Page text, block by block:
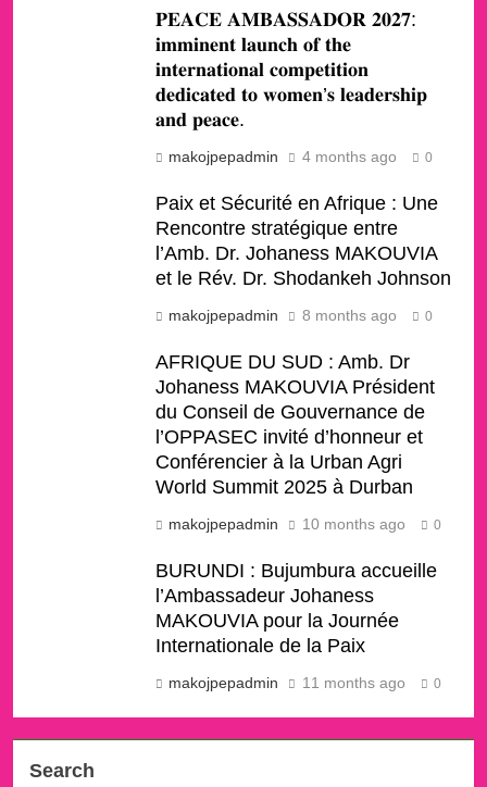
𝐏𝐄𝐀𝐂𝐄 𝐀𝐌𝐁𝐀𝐒𝐒𝐀𝐃𝐎𝐑 𝟐𝟎𝟐𝟕:
𝐢𝐦𝐦𝐢𝐧𝐞𝐧𝐭 𝐥𝐚𝐮𝐧𝐜𝐡 𝐨𝐟 𝐭𝐡𝐞
𝐢𝐧𝐭𝐞𝐫𝐧𝐚𝐭𝐢𝐨𝐧𝐚𝐥 𝐜𝐨𝐦𝐩𝐞𝐭𝐢𝐭𝐢𝐨𝐧
𝐝𝐞𝐝𝐢𝐜𝐚𝐭𝐞𝐝 𝐭𝐨 𝐰𝐨𝐦𝐞𝐧’𝐬 𝐥𝐞𝐚𝐝𝐞𝐫𝐬𝐡𝐢𝐩
𝐚𝐧𝐝 𝐩𝐞𝐚𝐜𝐞.
makojpepadmin 4 months ago 0
Paix et Sécurité en Afrique : Une
Rencontre stratégique entre
l’Amb. Dr. Johaness MAKOUVIA
et le Rév. Dr. Shodankeh Johnson
makojpepadmin 8 months ago 0
AFRIQUE DU SUD : Amb. Dr
Johaness MAKOUVIA Président
du Conseil de Gouvernance de
l’OPPASEC invité d’honneur et
Conférencier à la Urban Agri
World Summit 2025 à Durban
makojpepadmin 10 months ago 0
BURUNDI : Bujumbura accueille
l’Ambassadeur Johaness
MAKOUVIA pour la Journée
Internationale de la Paix
makojpepadmin 11 months ago 0
Search